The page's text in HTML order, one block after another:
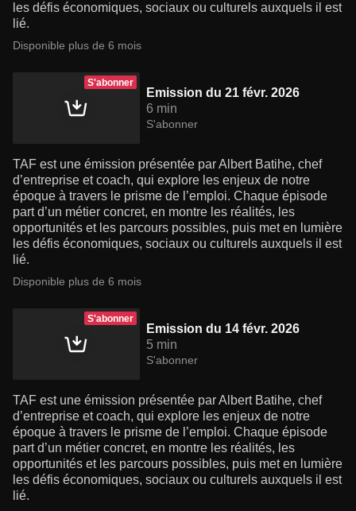
les défis économiques, sociaux ou culturels auxquels il est
lié.
Disponible plus de 6 mois
S'abonner
Emission du 21 févr. 2026
6 min
S'abonner
TAF est une émission présentée par Albert Batihe, chef
d’entreprise et coach, qui explore les enjeux de notre
époque à travers le prisme de l’emploi. Chaque épisode
part d’un métier concret, en montre les réalités, les
opportunités et les parcours possibles, puis met en lumière
les défis économiques, sociaux ou culturels auxquels il est
lié.
Disponible plus de 6 mois
S'abonner
Emission du 14 févr. 2026
5 min
S'abonner
TAF est une émission présentée par Albert Batihe, chef
d’entreprise et coach, qui explore les enjeux de notre
époque à travers le prisme de l’emploi. Chaque épisode
part d’un métier concret, en montre les réalités, les
opportunités et les parcours possibles, puis met en lumière
les défis économiques, sociaux ou culturels auxquels il est
lié.